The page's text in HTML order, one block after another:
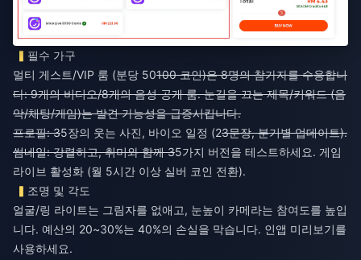
필수 가구
멀티 게스트/VIP 룸 (분당 50100 코인)은 8명의 참가자를 수용합니
다: 9개의 비디오/8개의 음성 공개 룸. 눈길을 끄는 제목/키워드 (음
악/채팅/게임)는 발견 가능성을 급증시킵니다.
프로필: 35장의 웃는 사진, 바이오 일정 (23문장, 분기별 업데이트).
썸네일: 강렬하고, 취미와 함께 35가지 버전을 테스트하세요. 게임
라이브 활성화 (월 5시간 이상 실버 코인 전환).
조명 및 각도
얼굴/링 라이트는 그림자를 없애고, 눈높이 카메라는 참여도를 높입
니다. 예산의 20~30%는 40%의 손실을 막습니다. 인앱 미리보기를
사용하세요.